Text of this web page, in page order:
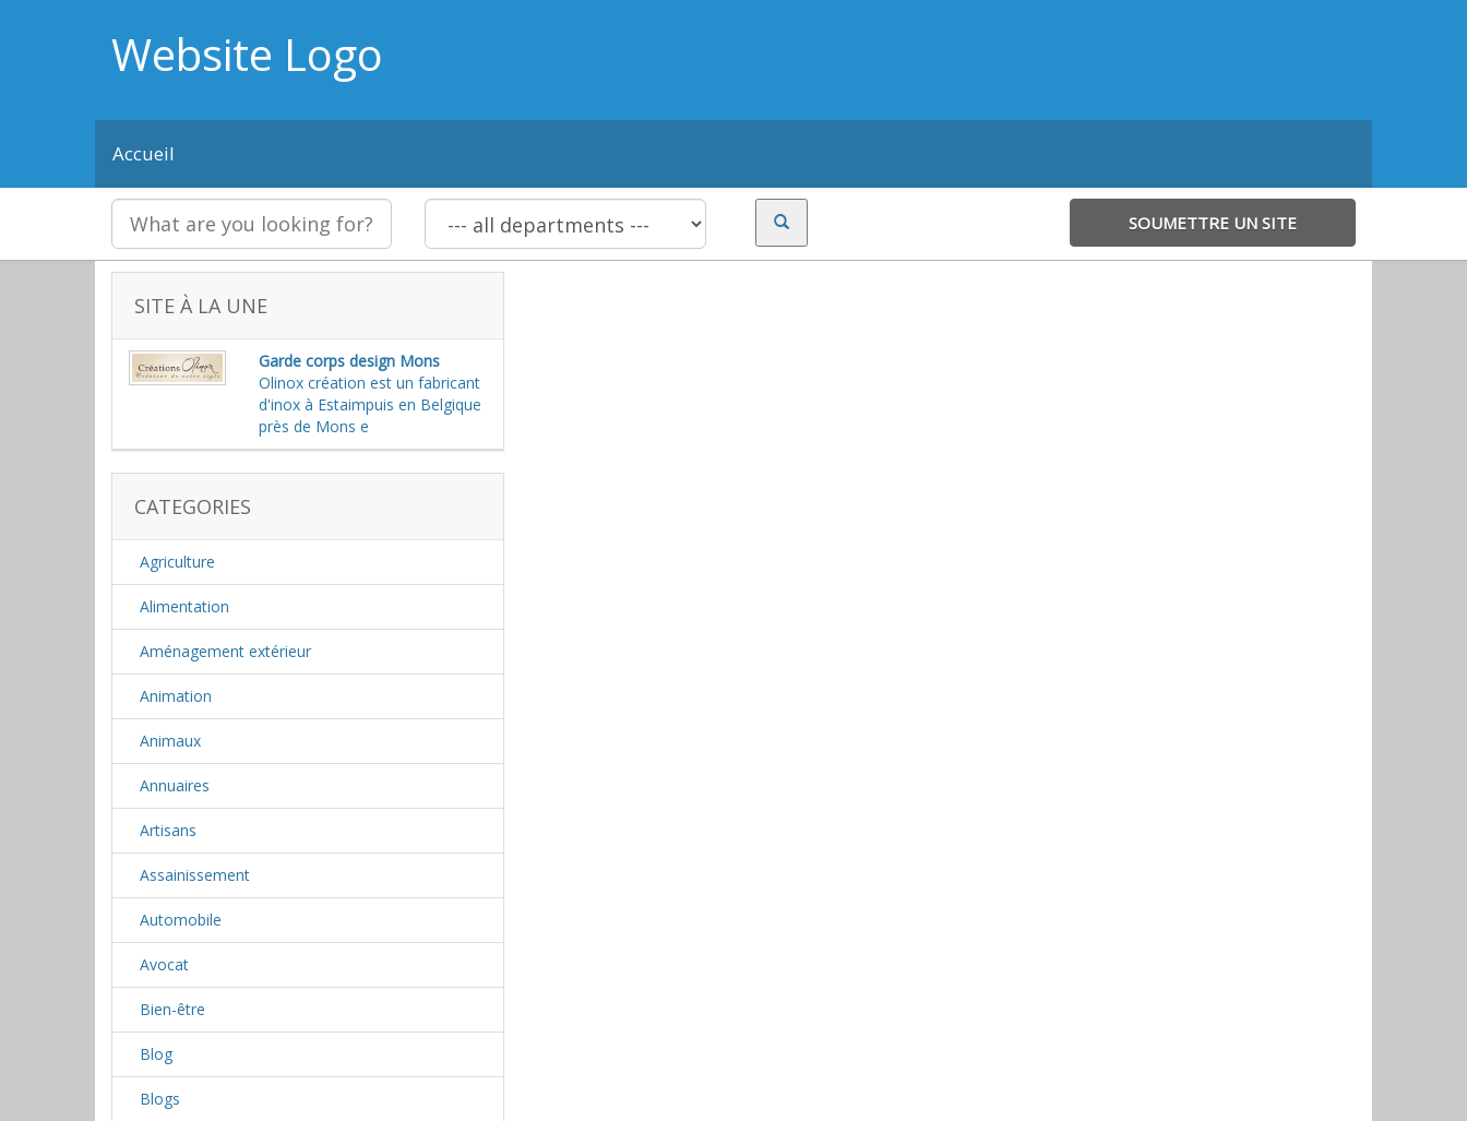
Website Logo
Accueil
SOUMETTRE UN SITE
SITE À LA UNE
Garde corps design Mons
Olinox création est un fabricant
d'inox à Estaimpuis en Belgique
près de Mons e
CATEGORIES
Agriculture
Alimentation
Aménagement extérieur
Animation
Animaux
Annuaires
Artisans
Assainissement
Automobile
Avocat
Bien-être
Blog
Blogs